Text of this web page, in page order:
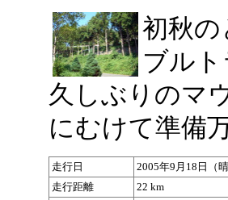
初秋
ブル
久しぶりのマ
にむけて準備
走行日
2005年9月18日（晴
走行距離
22 km